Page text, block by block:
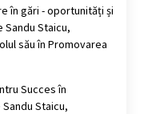
în gări - oportunități și
Sandu Staicu,
său în Promovarea
Succes în
Sandu Staicu,